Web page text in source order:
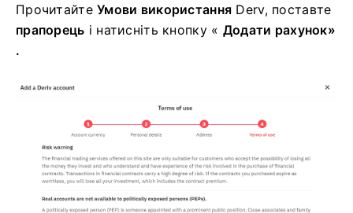
ПрочитайтеУмови використання Derv, поставте
прапорець і натисніть кнопку « Додати рахунок»
.